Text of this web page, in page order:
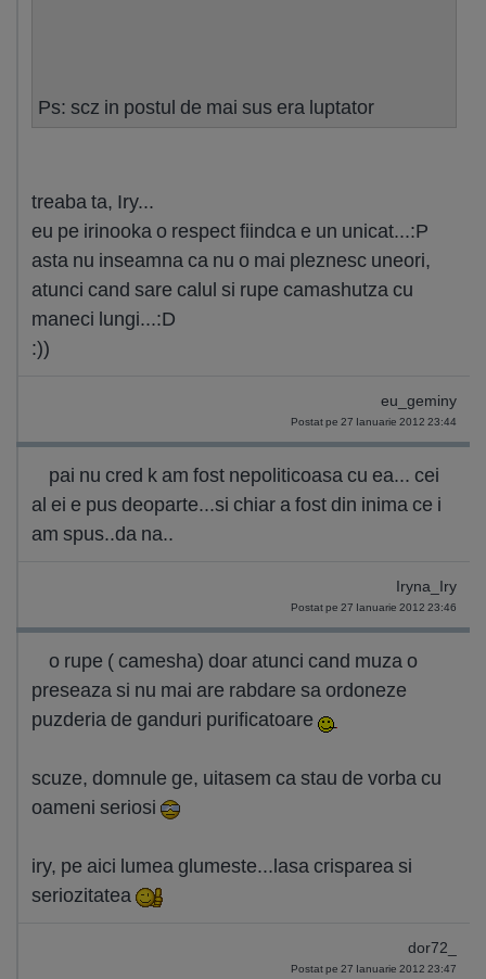
Ps: scz in postul de mai sus era luptator
treaba ta, Iry...
eu pe irinooka o respect fiindca e un unicat...:P
asta nu inseamna ca nu o mai pleznesc uneori,
atunci cand sare calul si rupe camashutza cu
maneci lungi...:D
:))
eu_geminy
Postat pe 27 Ianuarie 2012 23:44
pai nu cred k am fost nepoliticoasa cu ea... cei
al ei e pus deoparte...si chiar a fost din inima ce i
am spus..da na..
Iryna_Iry
Postat pe 27 Ianuarie 2012 23:46
o rupe ( camesha) doar atunci cand muza o
preseaza si nu mai are rabdare sa ordoneze
puzderia de ganduri purificatoare
scuze, domnule ge, uitasem ca stau de vorba cu
oameni seriosi
iry, pe aici lumea glumeste...lasa crisparea si
seriozitatea
dor72_
Postat pe 27 Ianuarie 2012 23:47